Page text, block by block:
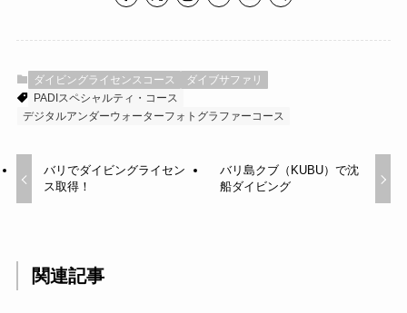
ダイビングライセンスコース
ダイブサファリ
PADIスペシャルティ・コース
デジタルアンダーウォーターフォトグラファーコース
バリでダイビングライセン
ス取得！
バリ島クブ（KUBU）で沈
船ダイビング
関連記事